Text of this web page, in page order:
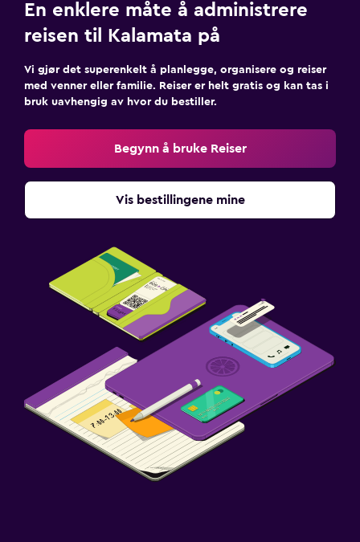
En enklere måte å administrere
reisen til Kalamata på
Vi gjør det superenkelt å planlegge, organisere og reiser
med venner eller familie. Reiser er helt gratis og kan tas i
bruk uavhengig av hvor du bestiller.
Begynn å bruke Reiser
Vis bestillingene mine